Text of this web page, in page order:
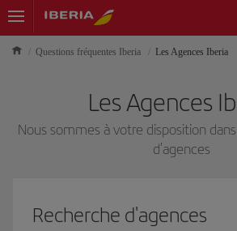
Questions fréquentes Iberia Les Agences Iberia
Les Agences
Nous sommes à votre disposition
d'agences
Recherche d'agences